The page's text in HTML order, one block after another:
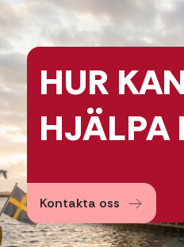
HUR
HJÄLPA
Kontakta oss